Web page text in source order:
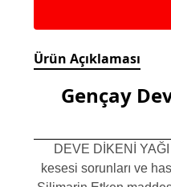
Ürün Açıklaması
Gençay
DEVE DİKENİ
kesesi sorunları ve